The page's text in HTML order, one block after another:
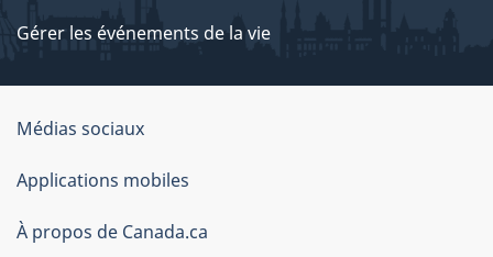
Gérer les événements de la vie
Organisation
du
gouvernement
du
Médias sociaux
Applications mobiles
À propos de Canada.ca